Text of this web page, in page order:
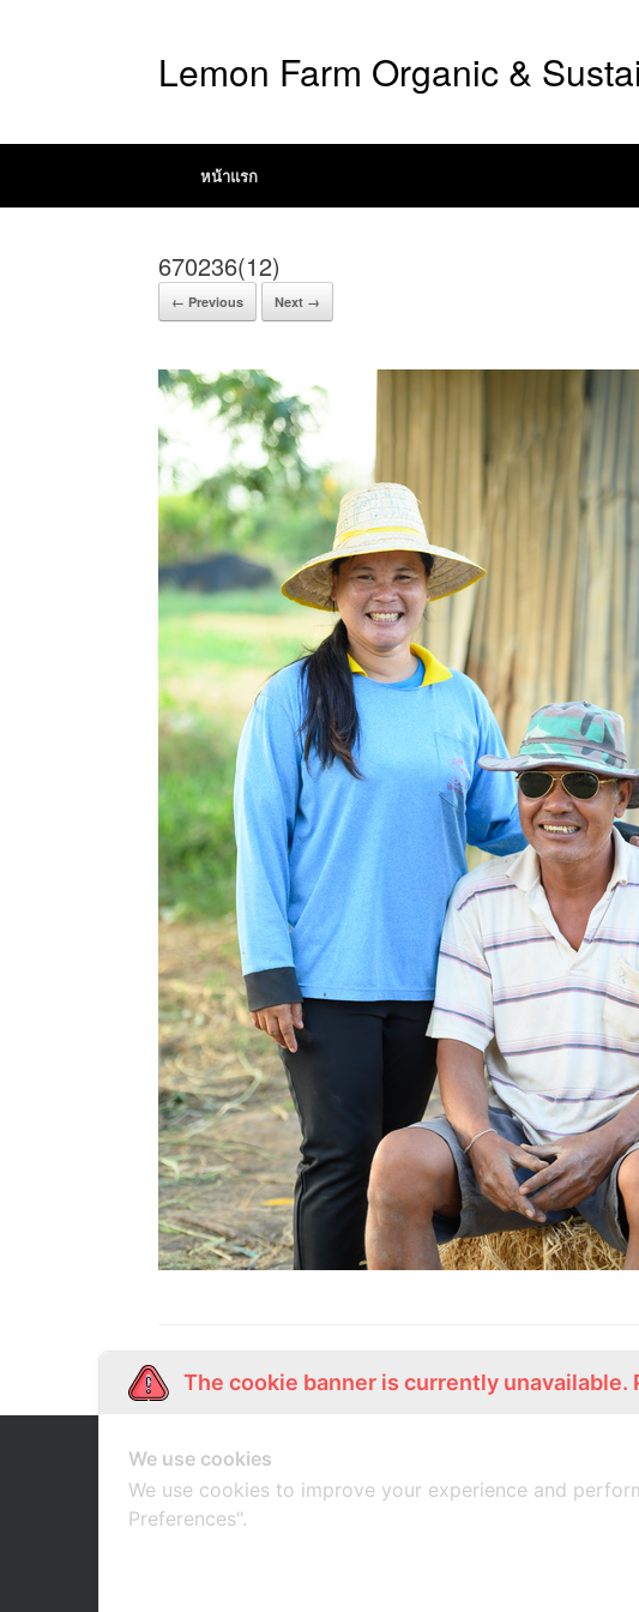
Lemon Farm Organic &
หน้าแรก
670236(12)
← Previous Next →
Our Story
เกี่ยวกับเรา ช้อปออนไลน์ สมั
The cookie banner is currently
We use cookies
We use cookies to improve your experience and
Preferences".